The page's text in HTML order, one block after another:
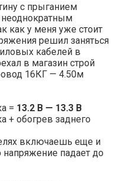
с прыганием
неоднократным
как у меня уже стоит
решил заняться
кабелей в
в магазин строй
16КГ — 4.50м
= 13.2 В — 13.3 В
+ обогрев заднего
включаешь еще и
напряжение падает до